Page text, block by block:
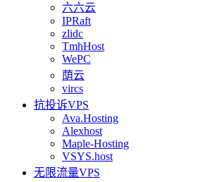
六六云
IPRaft
zlidc
TmhHost
WePC
荫云
vircs
抗投诉VPS
Ava.Hosting
Alexhost
Maple-Hosting
VSYS.host
无限流量VPS